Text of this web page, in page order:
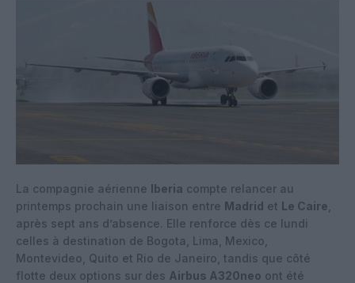
La compagnie aérienne Iberia compte relancer au
printemps prochain une liaison entre Madrid et Le Caire
après sept ans d’absence. Elle renforce dès ce lundi
celles à destination de Bogota, Lima, Mexico,
Montevideo, Quito et Rio de Janeiro, tandis que côté
flotte deux options sur des Airbus A320neo ont été